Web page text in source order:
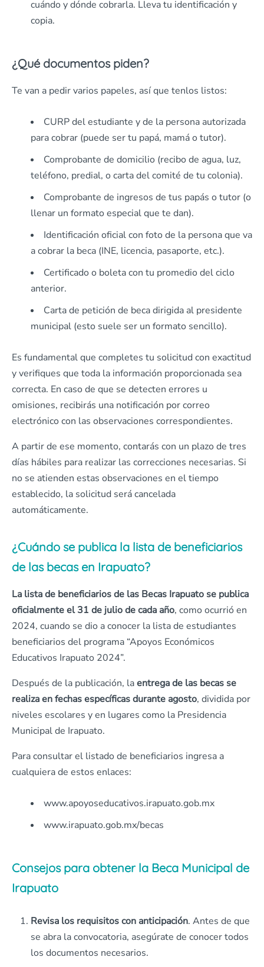
cuándo y dónde cobrarla. Lleva tu identificación y
copia.
¿Qué documentos piden?
Te van a pedir varios papeles, así que tenlos listos:
CURP del estudiante y de la persona autorizada
para cobrar (puede ser tu papá, mamá o tutor).
Comprobante de domicilio (recibo de agua, luz,
teléfono, predial, o carta del comité de tu colonia).
Comprobante de ingresos de tus papás o tutor (o
llenar un formato especial que te dan).
Identificación oficial con foto de la persona que va
a cobrar la beca (INE, licencia, pasaporte, etc.).
Certificado o boleta con tu promedio del ciclo
anterior.
Carta de petición de beca dirigida al presidente
municipal (esto suele ser un formato sencillo).
Es fundamental que completes tu solicitud con exactitud
y verifiques que toda la información proporcionada sea
correcta. En caso de que se detecten errores u
omisiones, recibirás una notificación por correo
electrónico con las observaciones correspondientes.
A partir de ese momento, contarás con un plazo de tres
días hábiles para realizar las correcciones necesarias. Si
no se atienden estas observaciones en el tiempo
establecido, la solicitud será cancelada
automáticamente.
¿Cuándo se publica la lista de beneficiarios
de las becas en Irapuato?
La lista de beneficiarios de las Becas Irapuato se publica
oficialmente el 31 de julio de cada año, como ocurrió en
2024, cuando se dio a conocer la lista de estudiantes
beneficiarios del programa “Apoyos Económicos
Educativos Irapuato 2024”.
Después de la publicación, laentrega de las becas se
realiza en fechas específicas durante agosto, dividida por
niveles escolares y en lugares como la Presidencia
Municipal de Irapuato.
Para consultar el listado de beneficiarios ingresa a
cualquiera de estos enlaces:
www.apoyoseducativos.irapuato.gob.mx
www.irapuato.gob.mx/becas
Consejos para obtener la Beca Municipal de
Irapuato
Revisa los requisitos con anticipación. Antes de que
se abra la convocatoria, asegúrate de conocer todos
los documentos necesarios.